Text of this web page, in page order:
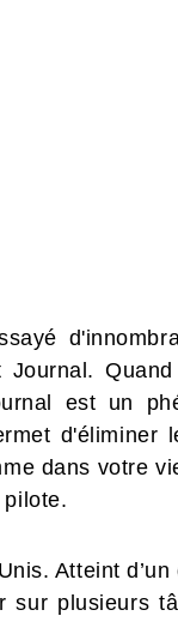
est un
dans votre
Atteint
sur plusieurs